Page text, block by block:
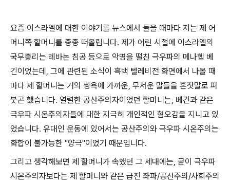
요즘 이스라엘에 대한 이야기를 뉴스에서 들을 때마다 저는 제 어
머니쪽 할머니를 종종 떠올립니다. 제가 어린 시절에 이스라엘의
국무총리는 레바논 침공 등으로 악명을 떨친 극우파의 메나헴 베
긴이었는데 , 그에 관련된 소식이 흑백 텔레비전 화면에서 나올 때
마다 제 할머니는 거의 쌍욕에 가까운, 무서운 말들을 혼잣말로 퍼
붓곤 했습니다. 열렬한 공산주의자이었던 할머니는, 베긴과 같은
극우파 시온주의자들에 대한 지극히 개인적인 혐오감을 지니고 있
었습니다. 유대인 운동에 있어서는 공산주의와 극우파 시온주의는
화합이 불가능한 "양극"이었기 때문입니다.
그리고 생각해보면 제 할머니가 속했던 그 세대에는, 굳이 극우파
시온주의자보다는 제 할머니와 같은 급진 좌파/공산주의 /사회주의